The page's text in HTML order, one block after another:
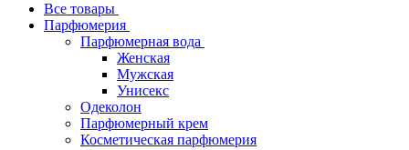
Все товары
Парфюмерия
Парфюмерная вода
Женская
Мужская
Унисекс
Одеколон
Парфюмерный крем
Косметическая парфюмерия